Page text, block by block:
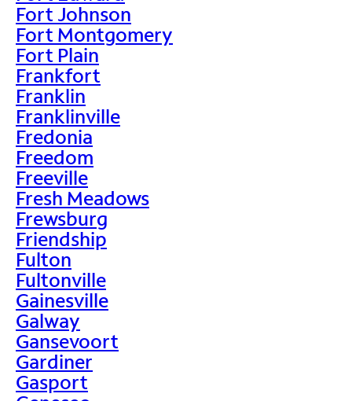
Fort Johnson
Fort Montgomery
Fort Plain
Frankfort
Franklin
Franklinville
Fredonia
Freedom
Freeville
Fresh Meadows
Frewsburg
Friendship
Fulton
Fultonville
Gainesville
Galway
Gansevoort
Gardiner
Gasport